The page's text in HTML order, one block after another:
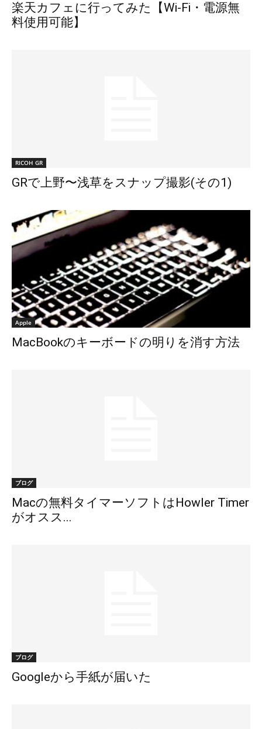
楽天カフェに行ってみた【Wi-Fi・電源無
料使用可能】
RICOH GR
GRで上野〜浅草をスナップ撮影(その1)
Apple
MacBookのキーボードの明りを消す方法
ブログ
Macの無料タイマーソフトはHowler Timer
がオスス...
ブログ
Googleから手紙が届いた